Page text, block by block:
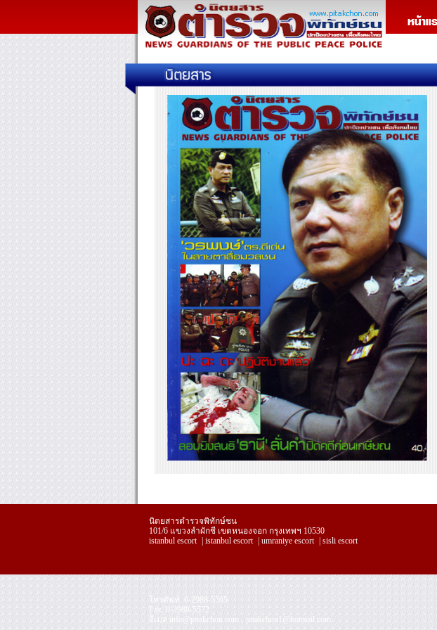
นิตยสารตำรวจพิทักษ์ชน
101/6 แขวงลำผักชี เขตหนองจอก กรุงเทพฯ 10530
istanbul escort
istanbul escort umraniye escort sisli escort
replica
handbags
โทรศัพท์. 0-2988-5595
Fax. 0-2988-5572
อีเมล info@pitakchon.com pitakchon1@hotmail.com